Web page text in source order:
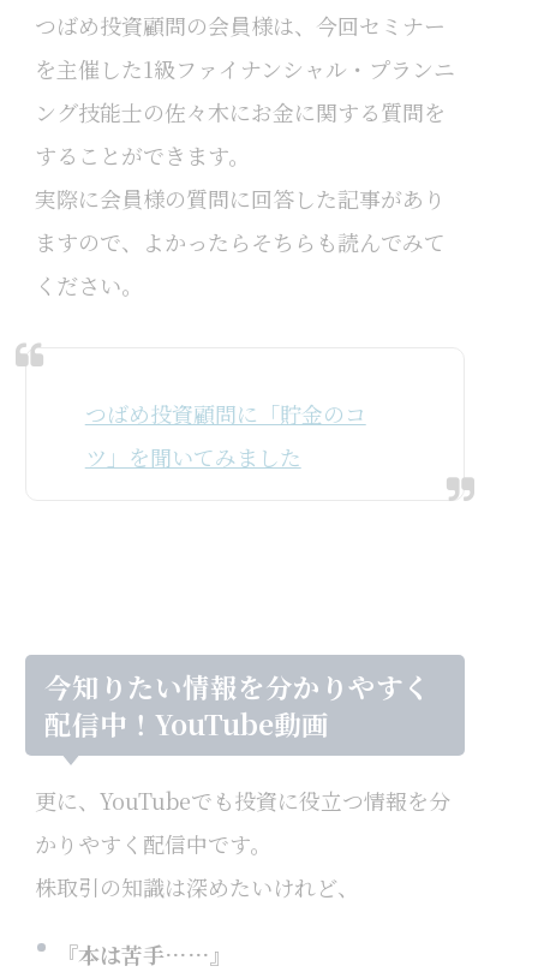
つばめ投資顧問の会員様は、今回セミナー
を主催した1級ファイナンシャル・プランニ
ング技能士の佐々木にお金に関する質問を
することができます。
実際に会員様の質問に回答した記事があり
ますので、よかったらそちらも読んでみて
ください。
つばめ投資顧問に「貯金のコ
ツ」を聞いてみました
今知りたい情報を分かりやすく
配信中！YouTube動画
更に、YouTubeでも投資に役立つ情報を分
かりやすく配信中です。
株取引の知識は深めたいけれど、
『本は苦手……』